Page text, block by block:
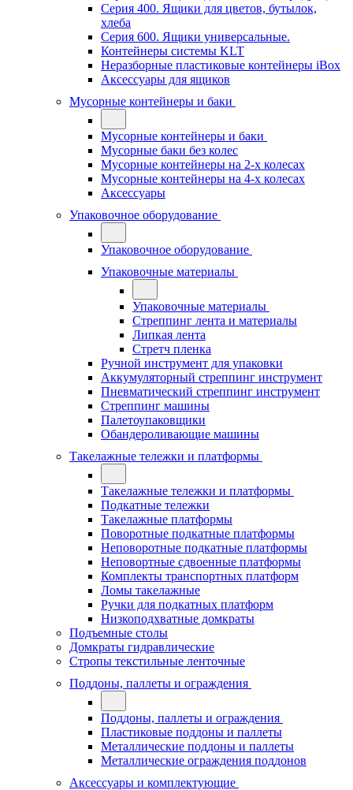
Серия 400. Ящики для цветов, бутылок,
хлеба
Серия 600. Ящики универсальные.
Контейнеры системы KLT
Неразборные пластиковые контейнеры iBox
Аксессуары для ящиков
Мусорные контейнеры и баки
Мусорные контейнеры и баки
Мусорные баки без колес
Мусорные контейнеры на 2-х колесах
Мусорные контейнеры на 4-х колесах
Аксессуары
Упаковочное оборудование
Упаковочное оборудование
Упаковочные материалы
Упаковочные материалы
Стреппинг лента и материалы
Липкая лента
Стретч пленка
Ручной инструмент для упаковки
Аккумуляторный стреппинг инструмент
Пневматический стреппинг инструмент
Стреппинг машины
Палетоупаковщики
Обандероливающие машины
Такелажные тележки и платформы
Такелажные тележки и платформы
Подкатные тележки
Такелажные платформы
Поворотные подкатные платформы
Неповоротные подкатные платформы
Неповортные сдвоенные платформы
Комплекты транспортных платформ
Ломы такелажные
Ручки для подкатных платформ
Низкоподхватные домкраты
Подъемные столы
Домкраты гидравлические
Стропы текстильные ленточные
Поддоны, паллеты и ограждения
Поддоны, паллеты и ограждения
Пластиковые поддоны и паллеты
Металлические поддоны и паллеты
Металлические ограждения поддонов
Аксессуары и комплектующие